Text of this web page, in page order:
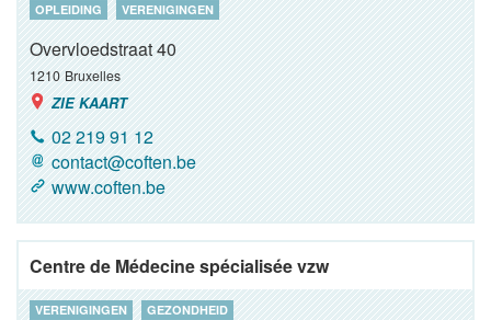
OPLEIDING VERENIGINGEN
Overvloedstraat 40
1210 Bruxelles
ZIE KAART
02 219 91 12
contact@coften.be
www.coften.be
Centre de Médecine spécialisée vzw
VERENIGINGEN GEZONDHEID